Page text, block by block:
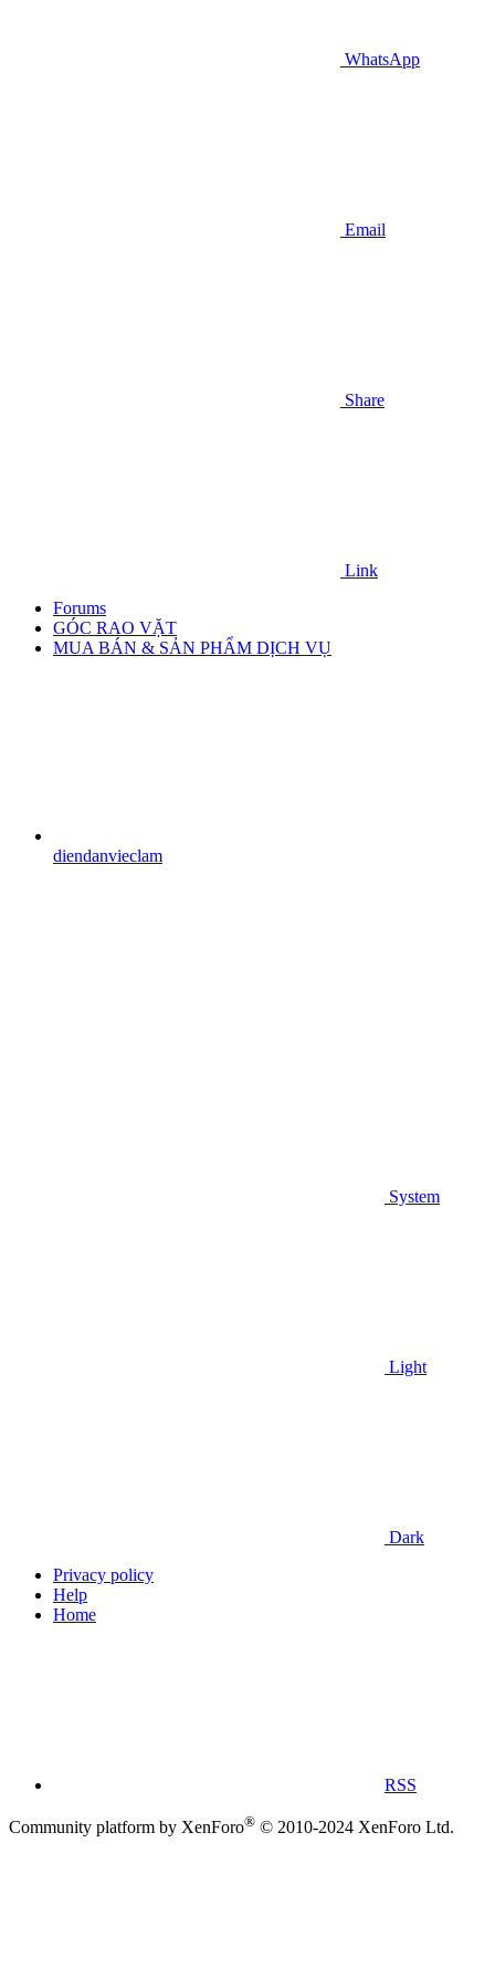
WhatsApp
Email
Share
Link
Forums
GÓC RAO VẶT
MUA BÁN & SẢN PHẨM DỊCH VỤ
diendanvieclam
System
Light
Dark
Privacy policy
Help
Home
RSS
Community platform by XenForo® © 2010-2024 XenForo Ltd.